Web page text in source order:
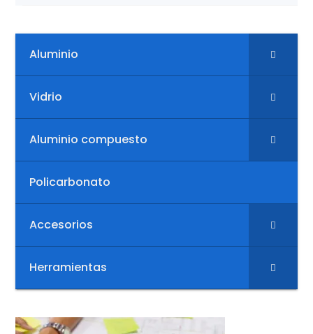
Aluminio
Vidrio
Aluminio compuesto
Policarbonato
Accesorios
Herramientas